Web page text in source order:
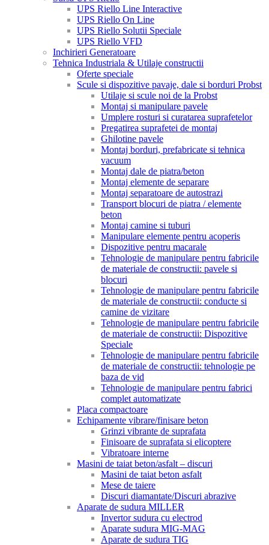
UPS Riello Line Interactive
UPS Riello On Line
UPS Riello Solutii Speciale
UPS Riello VFD
Inchirieri Generatoare
Tehnica Industriala & Utilaje constructii
Oferte speciale
Scule si dispozitive pavaje, dale si borduri Probst
Utilaje si scule noi de la Probst
Montaj si manipulare pavele
Umplere rosturi si curatarea suprafetelor
Pregatirea suprafetei de montaj
Ghilotine pavele
Montaj borduri, prefabricate si tehnica
vacuum
Montaj dale de piatra/beton
Montaj elemente de separare
Montaj separatoare de autostrazi
Transport blocuri de piatra / elemente
beton
Montaj camine si tuburi
Manipulare elemente pentru acoperis
Dispozitive pentru macarale
Tehnologie de manipulare pentru fabricile
de materiale de constructii: pavele si
blocuri
Tehnologie de manipulare pentru fabricile
de materiale de constructii: conducte si
camine de vizitare
Tehnologie de manipulare pentru fabricile
de materiale de constructii: Dispozitive
Speciale
Tehnologie de manipulare pentru fabricile
de materiale de constructii: tehnologie pe
baza de vid
Tehnologie de manipulare pentru fabrici
complet automatizate
Placa compactoare
Echipamente vibrare/finisare beton
Grinzi vibrante de suprafata
Finisoare de suprafata si elicoptere
Vibratoare interne
Masini de taiat beton/asfalt – discuri
Masini de taiat beton asfalt
Mese de taiere
Discuri diamantate/Discuri abrazive
Aparate de sudura MILLER
Invertor sudura cu electrod
Aparate sudura MIG-MAG
Aparate de sudura TIG